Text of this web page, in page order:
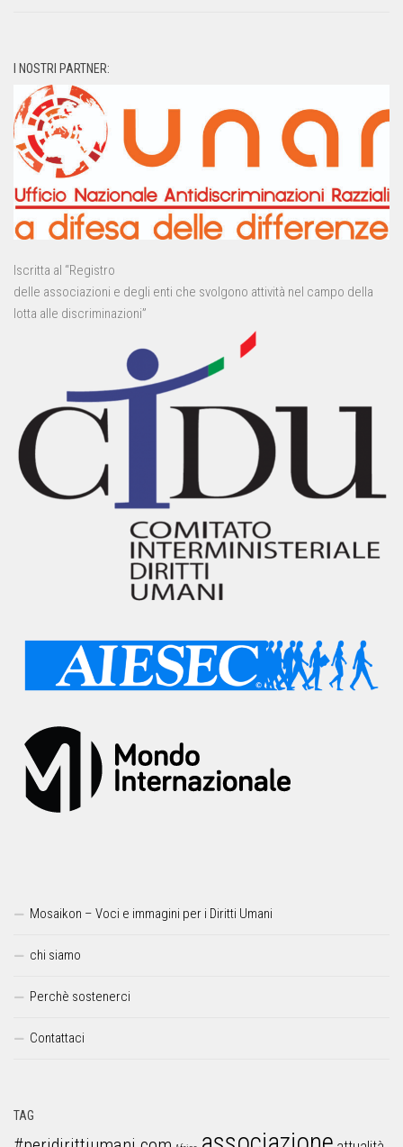
I NOSTRI PARTNER:
Iscritta al “Registro
delle associazioni e degli enti che svolgono attività nel campo della
lotta alle discriminazioni”
Mosaikon – Voci e immagini per i Diritti Umani
chi siamo
Perchè sostenerci
Contattaci
TAG